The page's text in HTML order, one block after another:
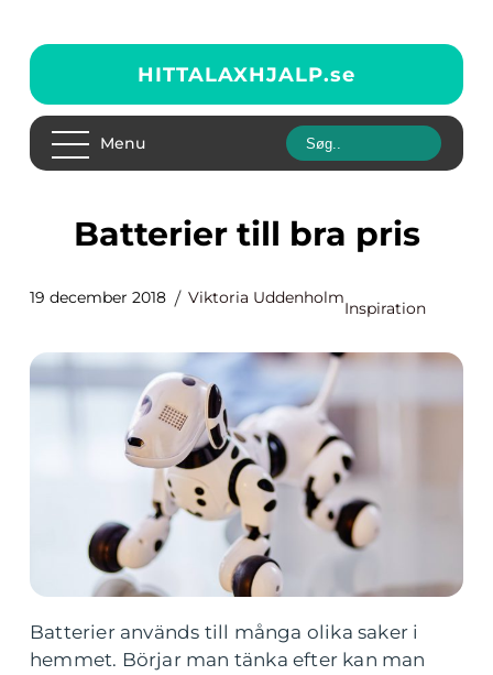
HITTALAXHJALP.se
Menu
Batterier till bra pris
19 december 2018 Viktoria Uddenholm
Inspiration
Batterier används till många olika saker i
hemmet. Börjar man tänka efter kan man